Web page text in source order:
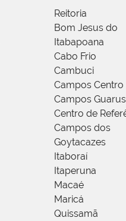
Reitoria
Bom Jesus do
Itabapoana
Cabo Frio
Cambuci
Campos Centro
Campos Guarus
Centro de
Campos dos
Goytacazes
Itaboraí
Itaperuna
Macaé
Maricá
Quissamã